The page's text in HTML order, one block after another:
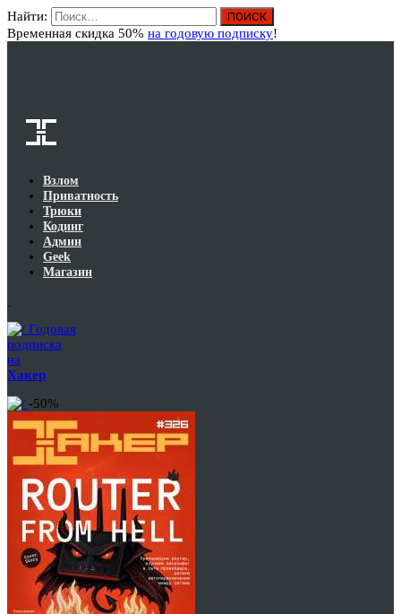
Найти:
Временная скидка 50% на годовую подписку!
Взлом
Приватность
Трюки
Кодинг
Админ
Geek
Магазин
Годовая
подписка
на
Хакер
-50%